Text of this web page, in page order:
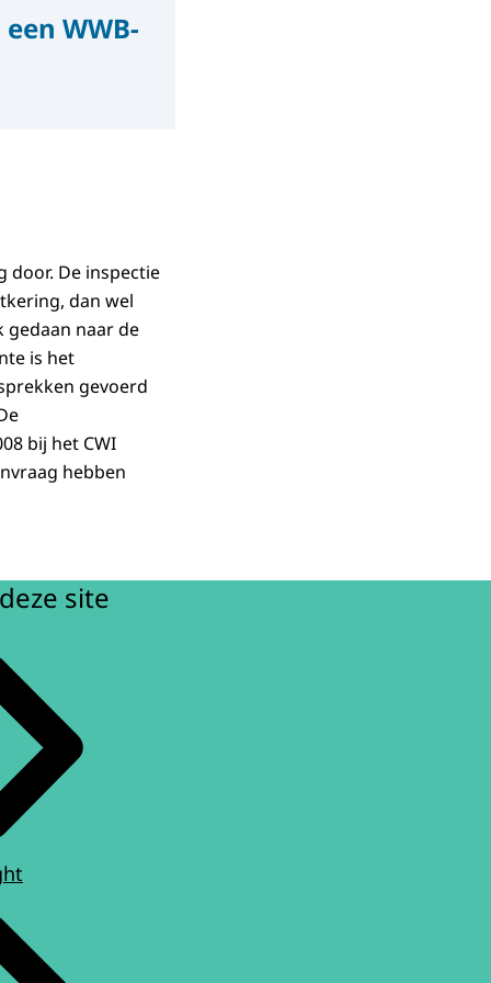
WWB-
door. De inspectie
dan wel
gedaan naar de
is het
gevoerd
bij het CWI
hebben
site